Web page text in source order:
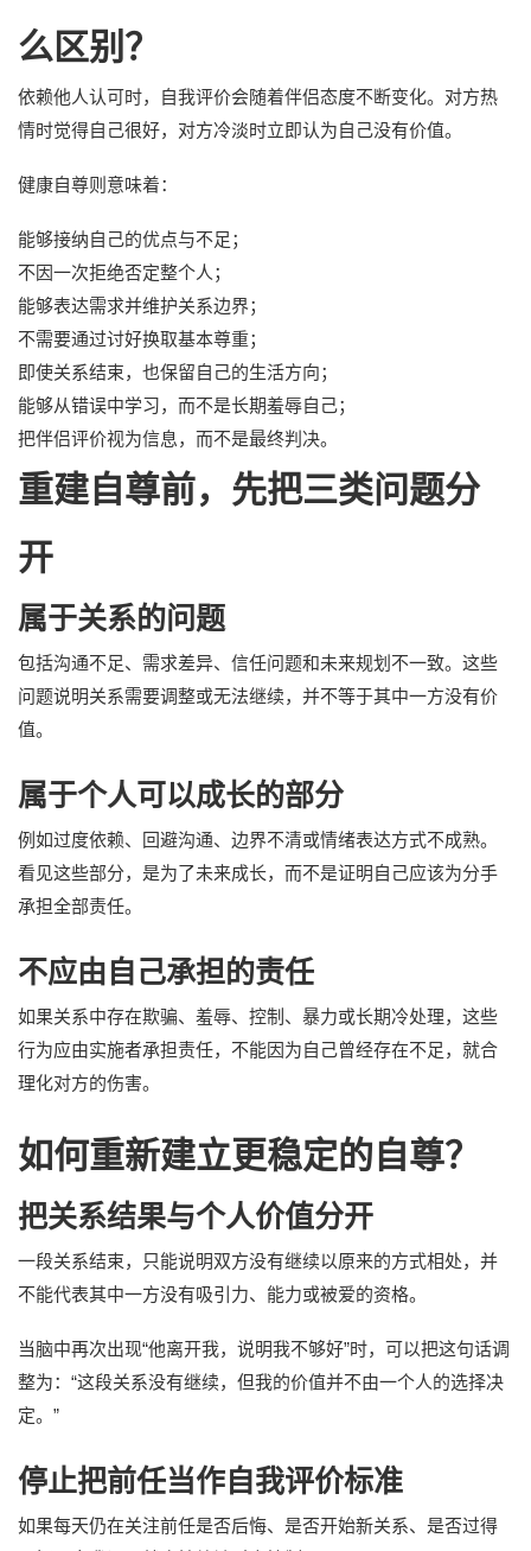
么区别？
依赖他人认可时，自我评价会随着伴侣态度不断变化。对方热
情时觉得自己很好，对方冷淡时立即认为自己没有价值。
健康自尊则意味着：
能够接纳自己的优点与不足；
不因一次拒绝否定整个人；
能够表达需求并维护关系边界；
不需要通过讨好换取基本尊重；
即使关系结束，也保留自己的生活方向；
能够从错误中学习，而不是长期羞辱自己；
把伴侣评价视为信息，而不是最终判决。
重建自尊前，先把三类问题分
开
属于关系的问题
包括沟通不足、需求差异、信任问题和未来规划不一致。这些
问题说明关系需要调整或无法继续，并不等于其中一方没有价
值。
属于个人可以成长的部分
例如过度依赖、回避沟通、边界不清或情绪表达方式不成熟。
看见这些部分，是为了未来成长，而不是证明自己应该为分手
承担全部责任。
不应由自己承担的责任
如果关系中存在欺骗、羞辱、控制、暴力或长期冷处理，这些
行为应由实施者承担责任，不能因为自己曾经存在不足，就合
理化对方的伤害。
如何重新建立更稳定的自尊？
把关系结果与个人价值分开
一段关系结束，只能说明双方没有继续以原来的方式相处，并
不能代表其中一方没有吸引力、能力或被爱的资格。
当脑中再次出现“他离开我，说明我不够好”时，可以把这句话调
整为：“这段关系没有继续，但我的价值并不由一个人的选择决
定。”
停止把前任当作自我评价标准
如果每天仍在关注前任是否后悔、是否开始新关系、是否过得